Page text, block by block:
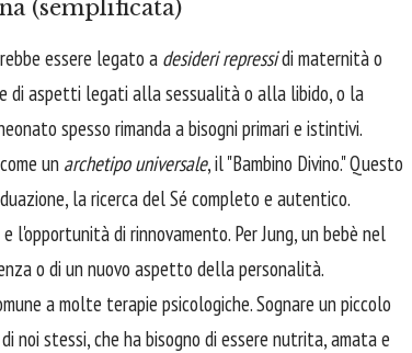
(semplificata)
essere legato a desideri repressidi maternità o
di aspetti legati alla sessualità o alla libido, o la
spesso rimanda a bisogni primari e istintivi.
un archetipo universale, il "Bambino Divino." Questo
la ricerca del Sé completo e autentico.
di rinnovamento. Per Jung, un bebè nel
o di un nuovo aspetto della personalità.
a molte terapie psicologiche. Sognare un piccolo
noi stessi, che ha bisogno di essere nutrita, amata e